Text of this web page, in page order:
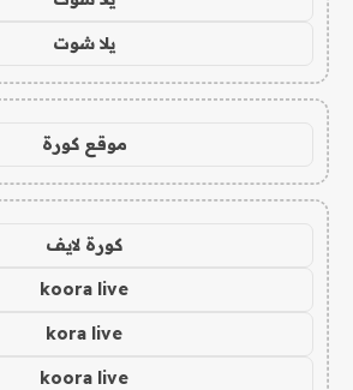
يلا شوت
موقع كورة
كورة لايف
koora live
kora live
koora live